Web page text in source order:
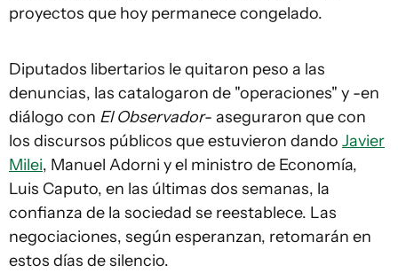
proyectos que hoy permanece congelado.
Diputados libertarios le quitaron peso a las
denuncias, las catalogaron de "operaciones" y -en
diálogo con El Observador- aseguraron que con
los discursos públicos que estuvieron dando Javier
Milei, Manuel Adorni y el ministro de Economía,
Luis Caputo, en las últimas dos semanas, la
confianza de la sociedad se reestablece. Las
negociaciones, según esperanzan, retomarán en
estos días de silencio.